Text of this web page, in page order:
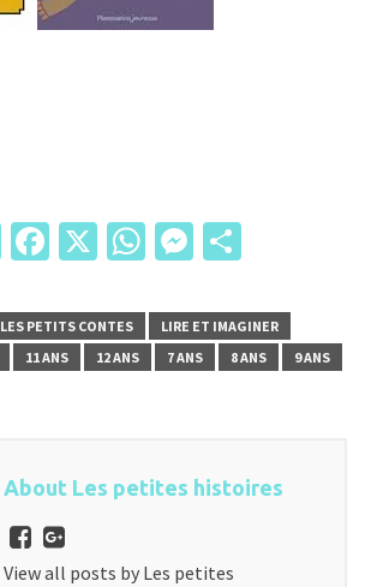
EmailFacebook
X WhatsApp
Messenger
LES PETITS CONTES
LIRE ET IMAGINER
11 ANS 12 ANS 7 ANS 8 ANS 9 ANS
About Les petites histoires
View all posts by Les petites